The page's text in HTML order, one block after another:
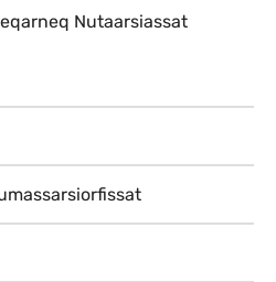
Nutaarsiassat